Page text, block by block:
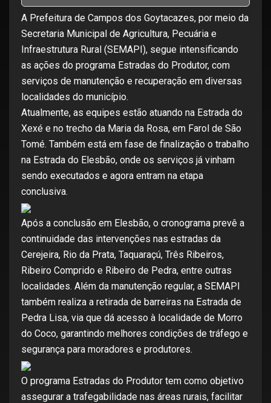
A Prefeitura de Campos dos Goytacazes, por meio da
Secretaria Municipal de Agricultura, Pecuária e
Infraestrutura Rural (SEMAPI), segue intensificando
as ações do programa Estradas do Produtor, com
serviços de manutenção e recuperação em diversas
localidades do município.
Atualmente, as equipes estão atuando na Estrada do
Xexé e no trecho da Maria da Rosa, em Farol de São
Tomé. Também está em fase de finalização o trabalho
na Estrada do Elesbão, onde os serviços já vinham
sendo executados e agora entram na etapa
conclusiva.
Após a conclusão em Elesbão, o cronograma prevê a
continuidade das intervenções nas estradas da
Cerejeira, Rio da Prata, Taquaraçú, Três Ribeiros,
Ribeiro Comprido e Ribeiro de Pedra, entre outras
localidades. Além da manutenção regular, a SEMAPI
também realiza a retirada de barreiras na Estrada de
Pedra Lisa, via que dá acesso à localidade de Morro
do Coco, garantindo melhores condições de tráfego e
segurança para moradores e produtores.
O programa Estradas do Produtor tem como objetivo
assegurar a trafegabilidade nas áreas rurais, facilitar